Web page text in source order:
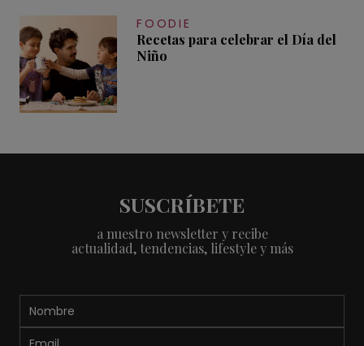
FOODIE
Recetas para celebrar el Día del
Niño
SUSCRÍBETE
a nuestro newsletter y recibe
actualidad, tendencias, lifestyle y más